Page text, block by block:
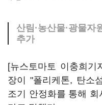
산림·농산물·광물자
추가
[뉴스토마토 이충희기
장이 "폴리케톤, 탄소
조기 안정화를 통해 회